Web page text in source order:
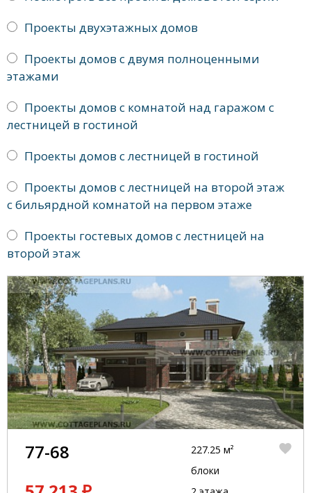
Проекты двухэтажных домов
Проекты домов с двумя полноценными
этажами
Проекты домов с комнатой над гаражом с
лестницей в гостиной
Проекты домов с лестницей в гостиной
Проекты домов с лестницей на второй этаж
с бильярдной комнатой на первом этаже
Проекты гостевых домов с лестницей на
второй этаж
77-68
227.25 м²
блоки